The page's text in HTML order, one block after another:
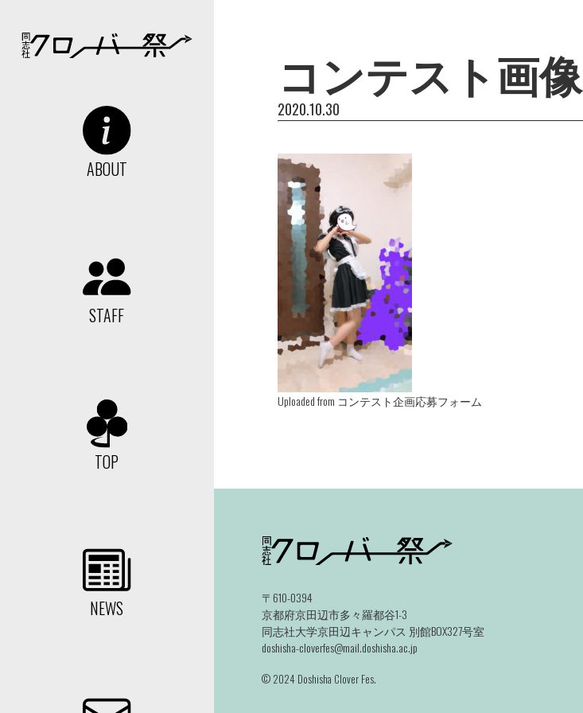
コンテスト画像
2020.10.30
Uploaded from コンテスト企画応募フォーム
ABOUT
STAFF
TOP
NEWS
〒610-0394
京都府京田辺市多々羅都谷1-3
同志社大学京田辺キャンパス 別館BOX327号室
doshisha-cloverfes@mail.doshisha.ac.jp
©️ 2024 Doshisha Clover Fes.